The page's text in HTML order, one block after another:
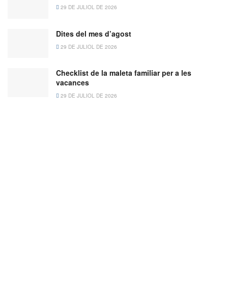
29 DE JULIOL DE 2026
Dites del mes d’agost
29 DE JULIOL DE 2026
Checklist de la maleta familiar per a les
vacances
29 DE JULIOL DE 2026